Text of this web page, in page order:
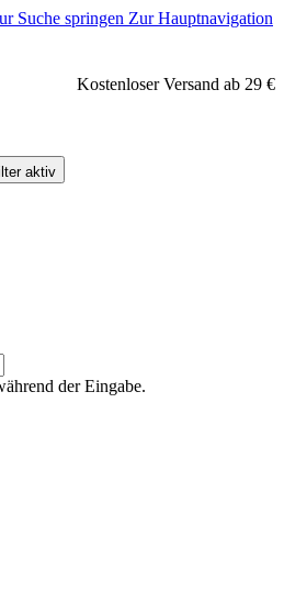
Suche springen Zur Hauptnavigation
Kostenloser Versand ab 29 €
aktiv
der Eingabe.